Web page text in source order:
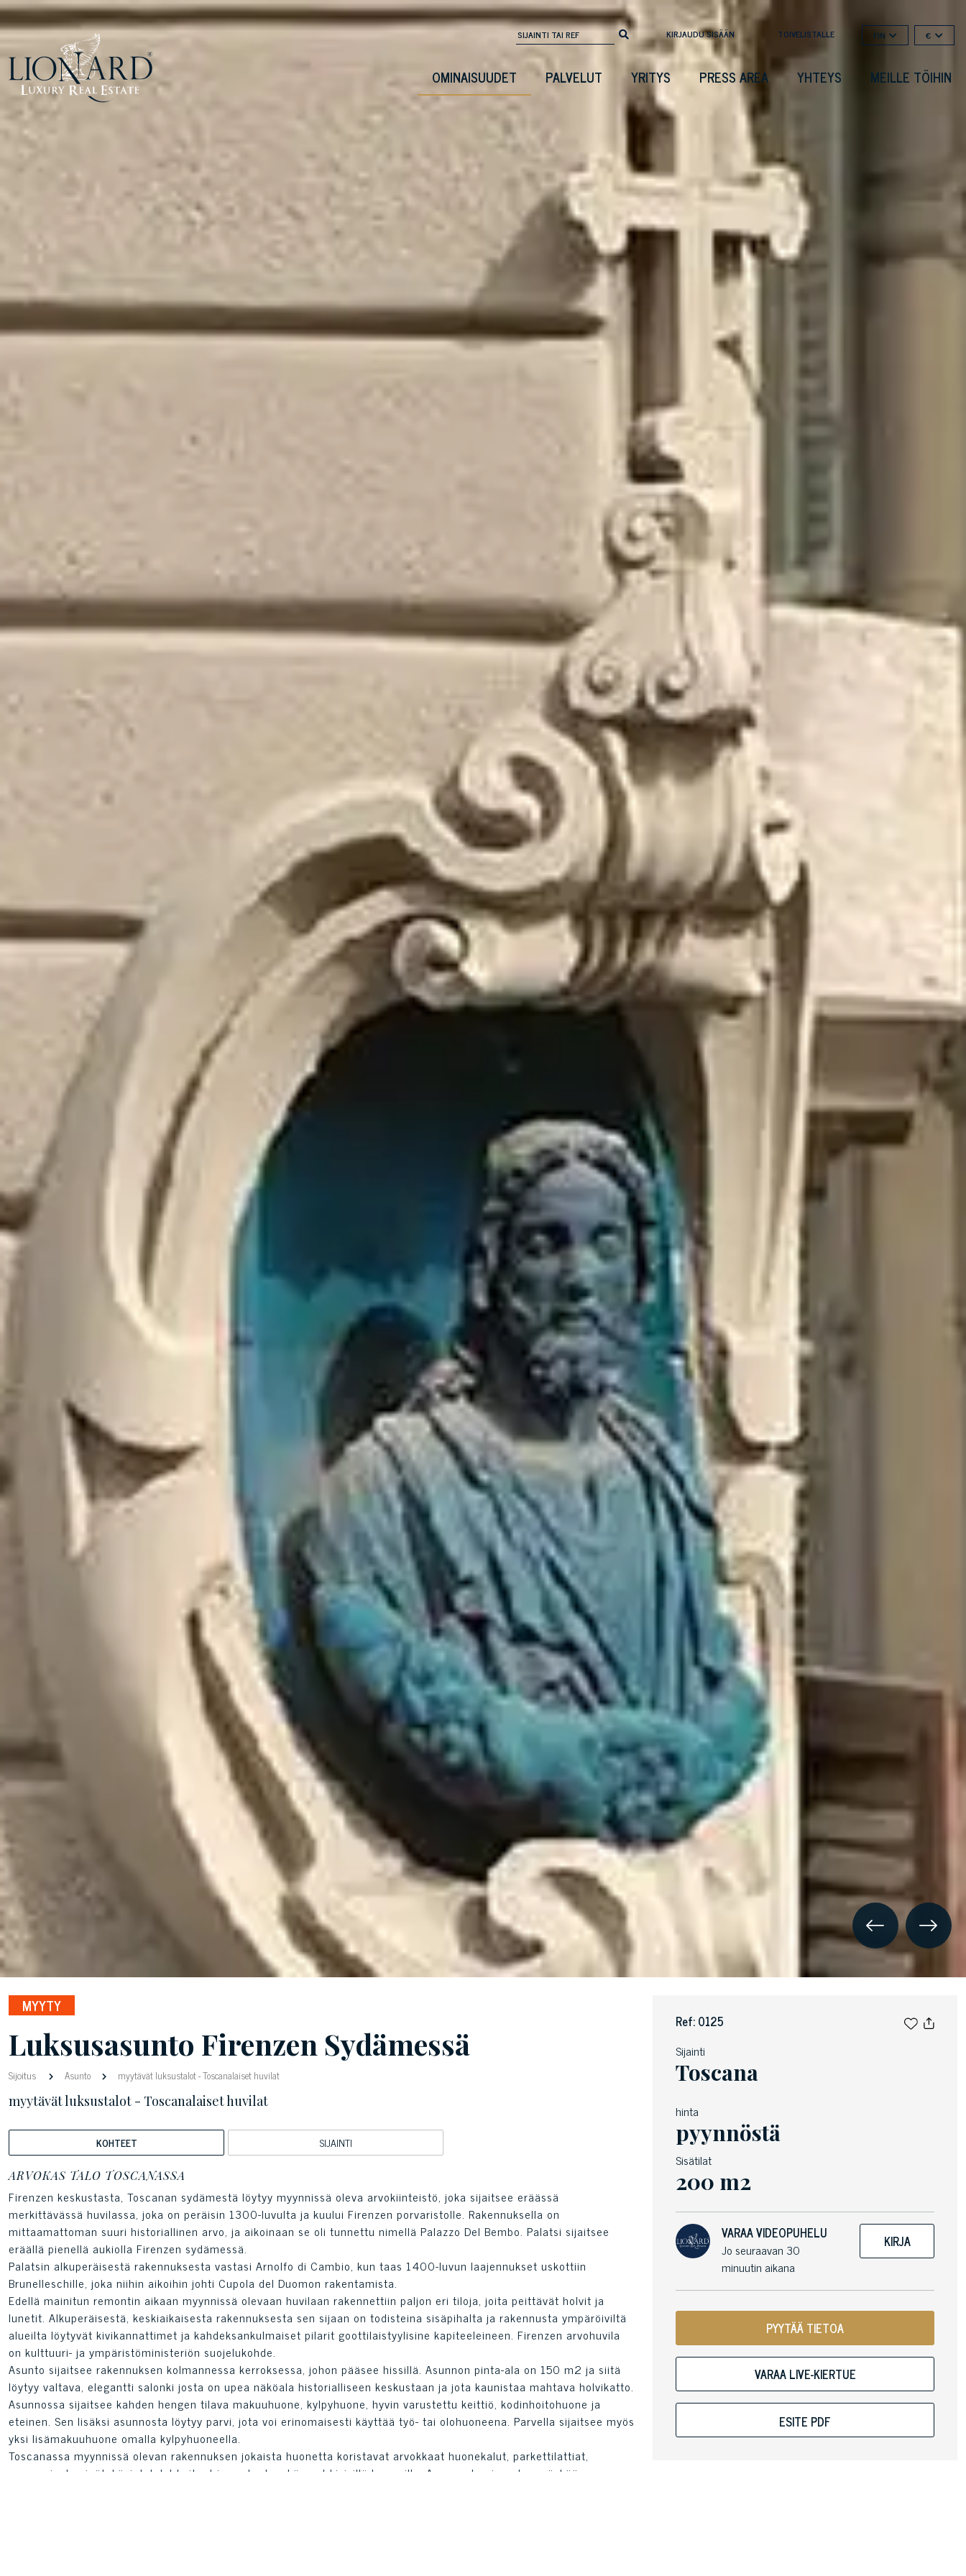
KIRJAUDU SISÄÄN TOIVELISTALLE FIN €
OMINAISUUDET PALVELUT YRITYS PRESS AREA YHTEYS MEILLE TÖIHIN
MYYTY
Luksusasunto Firenzen Sydämessä
Sijoitus Asunto myytävät luksustalot - Toscanalaiset huvilat
myytävät luksustalot - Toscanalaiset huvilat
KOHTEET SIJAINTI
ARVOKAS TALO TOSCANASSA
Firenzen keskustasta, Toscanan sydämestä löytyy myynnissä oleva arvokiinteistö, joka sijaitsee eräässä
merkittävässä huvilassa, joka on peräisin 1300-luvulta ja kuului Firenzen porvaristolle. Rakennuksella on
mittaamattoman suuri historiallinen arvo, ja aikoinaan se oli tunnettu nimellä Palazzo Del Bembo. Palatsi sijaitsee
eräällä pienellä aukiolla Firenzen sydämessä.
Palatsin alkuperäisestä rakennuksesta vastasi Arnolfo di Cambio, kun taas 1400-luvun laajennukset uskottiin
Brunelleschille, joka niihin aikoihin johti Cupola del Duomon rakentamista.
Edellä mainitun remontin aikaan myynnissä olevaan huvilaan rakennettiin paljon eri tiloja, joita peittävät holvit ja
lunetit. Alkuperäisestä, keskiaikaisesta rakennuksesta sen sijaan on todisteina sisäpihalta ja rakennusta ympäröiviltä
alueilta löytyvät kivikannattimet ja kahdeksankulmaiset pilarit goottilaistyylisine kapiteeleineen. Firenzen arvohuvila
on kulttuuri- ja ympäristöministeriön suojelukohde.
Asunto sijaitsee rakennuksen kolmannessa kerroksessa, johon pääsee hissillä. Asunnon pinta-ala on 150 m2 ja siitä
löytyy valtava, elegantti salonki josta on upea näköala historialliseen keskustaan ja jota kaunistaa mahtava holvikatto.
Asunnossa sijaitsee kahden hengen tilava makuuhuone, kylpyhuone, hyvin varustettu keittiö, kodinhoitohuone ja
eteinen. Sen lisäksi asunnosta löytyy parvi, jota voi erinomaisesti käyttää työ- tai olohuoneena. Parvella sijaitsee myös
yksi lisämakuuhuone omalla kylpyhuoneella.
Toscanassa myynnissä olevan rakennuksen jokaista huonetta koristavat arvokkaat huonekalut, parkettilattiat,
marmoriset seinät, käsintehdyt kaiteet ja portaat, sekä ovet kivisillä karmeilla. Asunnosta ei puutu myöskään
Ref: 0125
Sijainti
Toscana
hinta
pyynnöstä
Sisätilat
200 m2
VARAA VIDEOPUHELU
Jo seuraavan 30
minuutin aikana
KIRJA
PYYTÄÄ TIETOA
VARAA LIVE-KIERTUE
ESITE PDF